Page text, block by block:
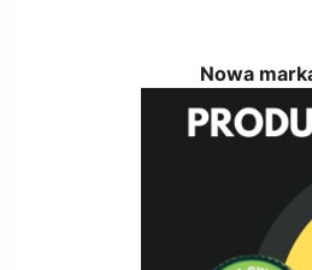
Nowa